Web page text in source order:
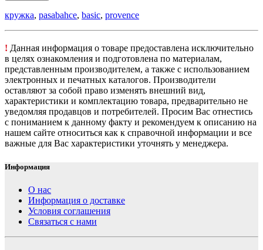
кружка, pasabahce, basic, provence
! Данная информация о товаре предоставлена исключительно
в целях ознакомления и подготовлена по материалам,
представленным производителем, а также с использованием
электронных и печатных каталогов. Производители
оставляют за собой право изменять внешний вид,
характеристики и комплектацию товара, предварительно не
уведомляя продавцов и потребителей. Просим Вас отнестись
с пониманием к данному факту и рекомендуем к описанию на
нашем сайте относиться как к справочной информации и все
важные для Вас характеристики уточнять у менеджера.
Информация
О нас
Информация о доставке
Условия соглашения
Связаться с нами